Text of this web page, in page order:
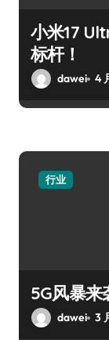
小米17
标杆！
dawei 4
行业
5G风暴来
dawei 3